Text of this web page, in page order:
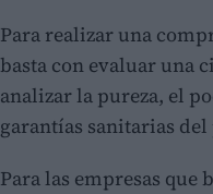
Para realizar una
basta con evaluar una
analizar la pureza, el
garantías sanitarias
Para las empresas que